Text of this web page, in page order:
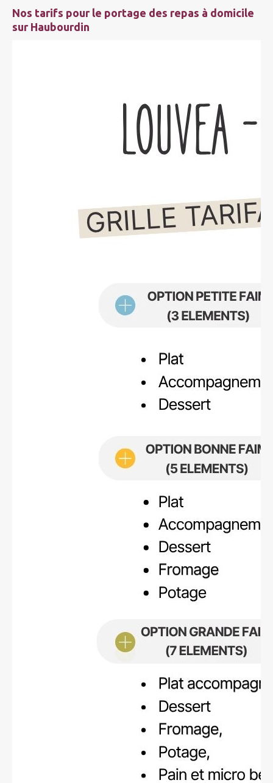
Nos tarifs pour le portage des repas à domicile
sur Haubourdin